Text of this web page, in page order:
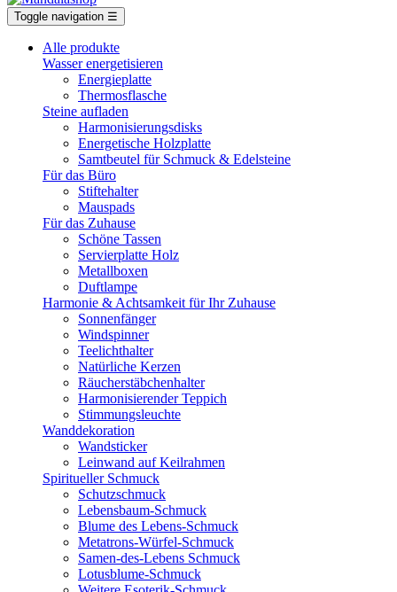
Toggle navigation ☰
Alle produkte
Wasser energetisieren
Energieplatte​
Thermosflasche
Steine aufladen
Harmonisierungsdisks
Energetische Holzplatte
Samtbeutel für Schmuck & Edelsteine
Für das Büro
Stiftehalter
Mauspads
Für das Zuhause
Schöne Tassen
Servierplatte Holz
Metallboxen
Duftlampe
Harmonie & Achtsamkeit für Ihr Zuhause
Sonnenfänger
Windspinner
Teelichthalter
Natürliche Kerzen
Räucherstäbchenhalter
Harmonisierender Teppich
Stimmungsleuchte
Wanddekoration
Wandsticker
Leinwand auf Keilrahmen
Spiritueller Schmuck
Schutzschmuck
Lebensbaum-Schmuck
Blume des Lebens-Schmuck
Metatrons-Würfel-Schmuck
Samen-des-Lebens Schmuck
Lotusblume-Schmuck